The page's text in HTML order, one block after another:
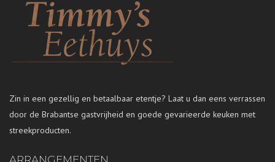
Zin in een gezellig en betaalbaar etentje? Laat u dan eens verrassen
door de Brabantse gastvrijheid en goede gevarieerde keuken met
streekproducten.